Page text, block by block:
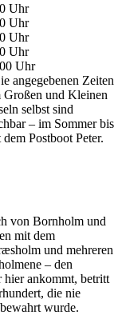
Uhr
Uhr
Uhr
Uhr
Uhr
angegebenen Zeiten
Großen und Kleinen
selbst sind
– im Sommer bis
Postboot Peter.
von Bornholm und
mit dem
und mehreren
– den
hier ankommt, betritt
die nie
wurde.